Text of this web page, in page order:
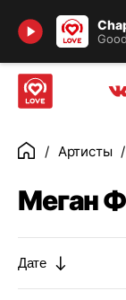
Найти
ГлавнаяАртисты
Меган
Дате